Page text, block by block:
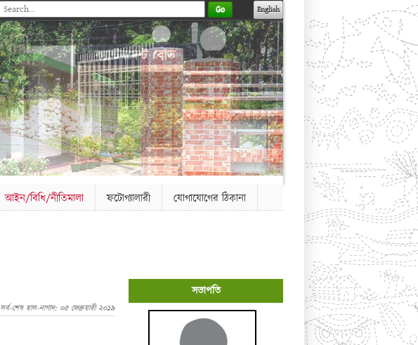
Go English
আইন/বিধি/নীতিমালা ফটোগ্যালারী যোগাযোগের ঠিকানা
সর্ব-শেষ হাল-নাগাদ: ০৫ ফেব্রুয়ারী ২০১৯
সভাপতি